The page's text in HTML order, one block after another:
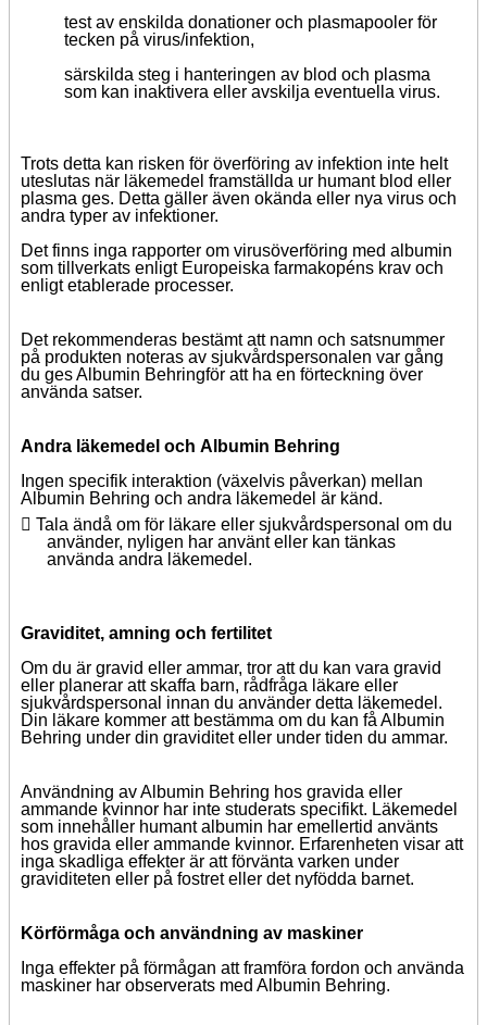
test av enskilda donationer och plasmapooler för
tecken på virus/infektion,
särskilda steg i hanteringen av blod och plasma
som kan inaktivera eller avskilja eventuella virus.
Trots detta kan risken för överföring av infektion inte helt
uteslutas när läkemedel framställda ur humant blod eller
plasma ges. Detta gäller även okända eller nya virus och
andra typer av infektioner.
Det finns inga rapporter om virusöverföring med albumin
som tillverkats enligt Europeiska farmakopéns krav och
enligt etablerade processer.
Det rekommenderas bestämt att namn och satsnummer
på produkten noteras av sjukvårdspersonalen var gång
du ges Albumin Behringför att ha en förteckning över
använda satser.
Andra läkemedel och Albumin Behring
Ingen specifik interaktion (växelvis påverkan) mellan
Albumin Behring och andra läkemedel är känd.
 Tala ändå om för läkare eller sjukvårdspersonal om du
använder, nyligen har använt eller kan tänkas
använda andra läkemedel.
Graviditet, amning och fertilitet
Om du är gravid eller ammar, tror att du kan vara gravid
eller planerar att skaffa barn, rådfråga läkare eller
sjukvårdspersonal innan du använder detta läkemedel.
Din läkare kommer att bestämma om du kan få Albumin
Behring under din graviditet eller under tiden du ammar.
Användning av Albumin Behring hos gravida eller
ammande kvinnor har inte studerats specifikt. Läkemedel
som innehåller humant albumin har emellertid använts
hos gravida eller ammande kvinnor. Erfarenheten visar att
inga skadliga effekter är att förvänta varken under
graviditeten eller på fostret eller det nyfödda barnet.
Körförmåga och användning av maskiner
Inga effekter på förmågan att framföra fordon och använda
maskiner har observerats med Albumin Behring.